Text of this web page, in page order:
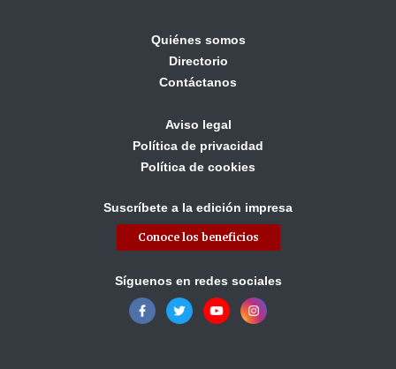
Quiénes somos
Directorio
Contáctanos
Aviso legal
Política de privacidad
Política de cookies
Suscríbete a la edición impresa
Conoce los beneficios
Síguenos en redes sociales